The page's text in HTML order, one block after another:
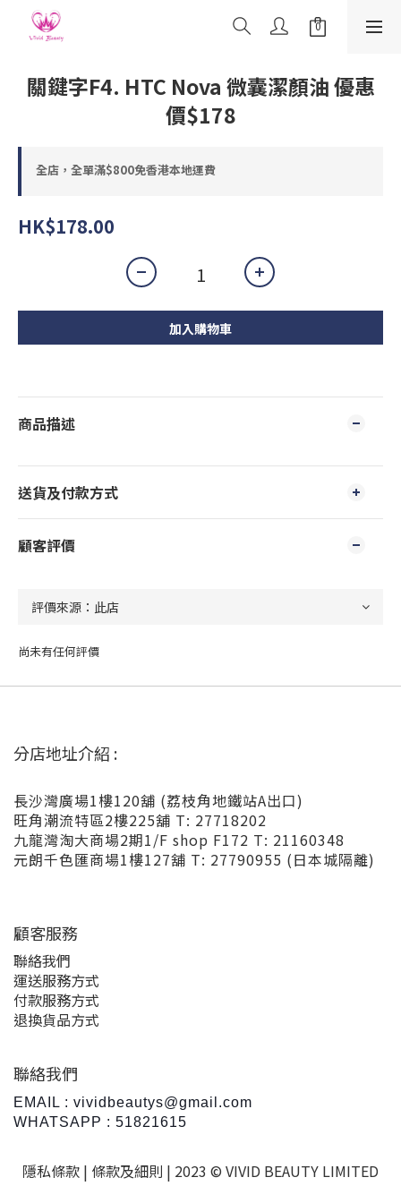
關鍵字F4. HTC Nova 微囊潔顏油 優惠
價$178
全店，全單滿$800免香港本地運費
HK$178.00
加入購物車
商品描述
送貨及付款方式
顧客評價
尚未有任何評價
分店地址介紹 :
長沙灣廣場1樓120舖 (荔枝角地鐵站A出口)
旺角潮流特區2樓225舖 T: 27718202
九龍灣淘大商場2期1/F shop F172 T: 21160348
元朗千色匯商場1樓127舖 T: 27790955 (日本城隔離)
顧客服務
聯絡我們
運送服務方式
付款服務方式
退換貨品方式
聯絡我們
EMAIL : vividbeautys@gmail.com
WHATSAPP : 51821615
隱私條款 | 條款及細則 | 2023 © VIVID BEAUTY LIMITED